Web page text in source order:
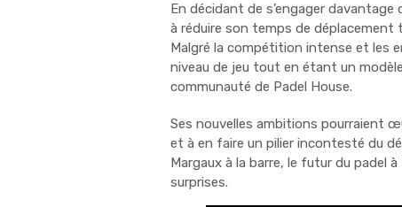
En décidant de s’engager
à réduire son temps de
Malgré la compétition intense et les
niveau de jeu tout en étant un
communauté de Padel House.
Ses nouvelles ambitions pourraient
et à en faire un pilier incontesté du
Margaux à la barre, le futur du padel
surprises.